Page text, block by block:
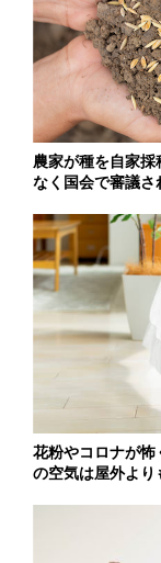
農家が種を自家
なく国会で審議さ
花粉やコロナが
の空気は屋外よ